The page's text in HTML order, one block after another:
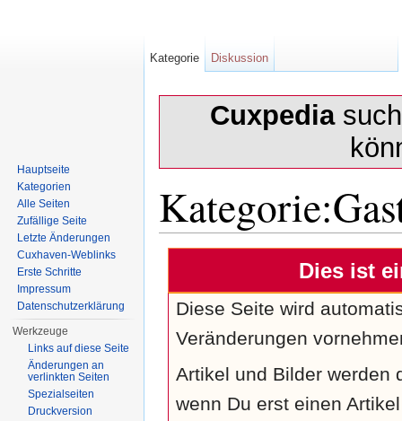
Cuxpedia
Dies ist
Diese Seite wird
Veränderungen
Artikel und Bilder werden
wenn Du erst einen
Kategorie Diskussion
Hauptseite
Kategorien
Alle Seiten
Zufällige Seite
Letzte Änderungen
Cuxhaven-Weblinks
Erste Schritte
Impressum
Datenschutzerklärung
Werkzeuge
Links auf diese Seite
Änderungen an
verlinkten Seiten
Spezialseiten
Druckversion